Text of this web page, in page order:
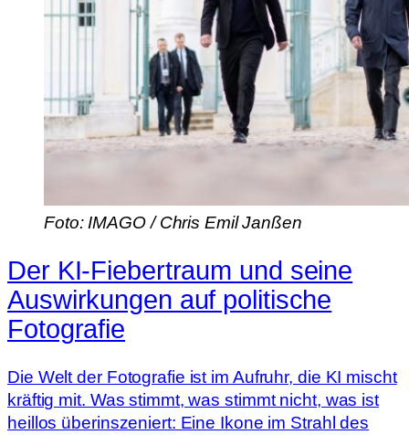
Foto: IMAGO / Chris Emil Janßen
Der KI-Fiebertraum und seine
Auswirkungen auf politische
Fotografie
Die Welt der Fotografie ist im Aufruhr, die KI mischt
kräftig mit. Was stimmt, was stimmt nicht, was ist
heillos überinszeniert: Eine Ikone im Strahl des